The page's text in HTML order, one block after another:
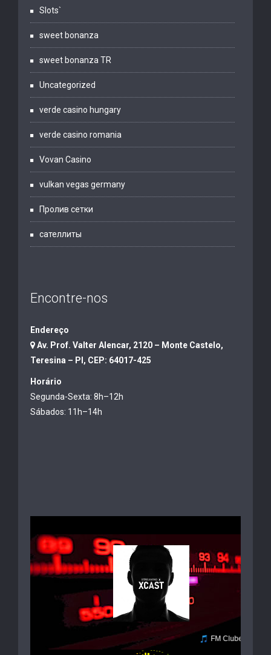
Slots`
sweet bonanza
sweet bonanza TR
Uncategorized
verde casino hungary
verde casino romania
Vovan Casino
vulkan vegas germany
Пролив сетки
сателлиты
Encontre-nos
Endereço
Av. Prof. Valter Alencar, 2120 – Monte Castelo,
Teresina – PI, CEP: 64017-425
Horário
Segunda-Sexta: 8h–12h
Sábados: 11h–14h